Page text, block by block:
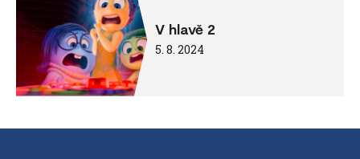
V hlavě 2
5. 8. 2024